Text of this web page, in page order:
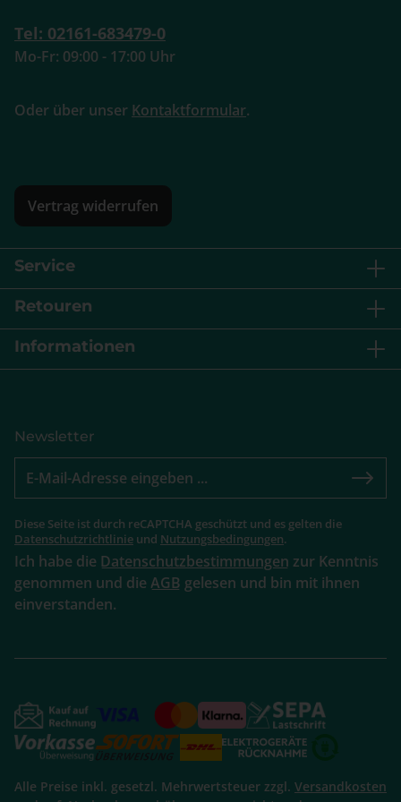
Tel: 02161-683479-0
Mo-Fr: 09:00 - 17:00 Uhr
Oder über unser Kontaktformular.
Vertrag widerrufen
Service
Retouren
Informationen
Newsletter
Diese Seite ist durch reCAPTCHA geschützt und es gelten die
Datenschutzrichtlinie und Nutzungsbedingungen.
Ich habe die Datenschutzbestimmungen zur Kenntnis
genommen und die AGB gelesen und bin mit ihnen
einverstanden.
Alle Preise inkl. gesetzl. Mehrwertsteuer zzgl. Versandkosten